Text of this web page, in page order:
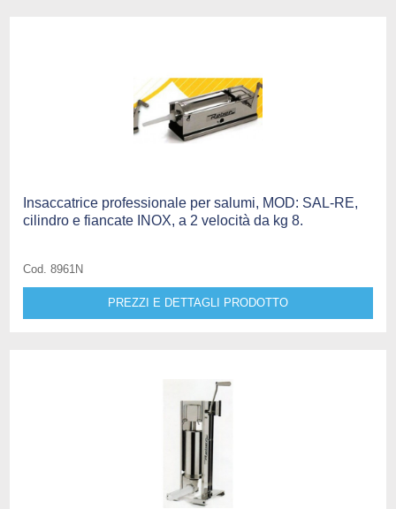
Insaccatrice professionale per salumi, MOD: SAL-RE,
cilindro e fiancate INOX, a 2 velocità da kg 8.
Cod. 8961N
PREZZI E DETTAGLI PRODOTTO